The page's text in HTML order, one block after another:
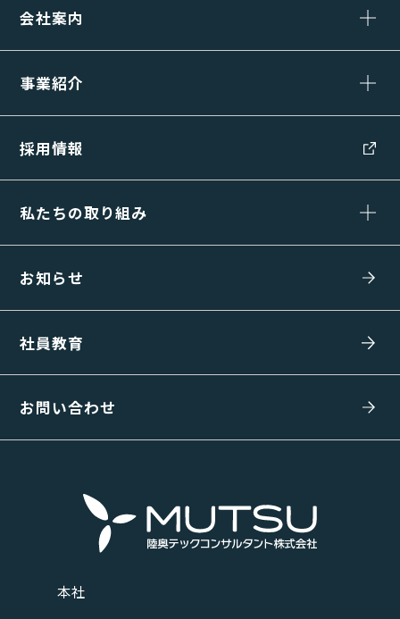
会社案内
事業紹介
採用情報
私たちの取り組み
お知らせ
社員教育
お問い合わせ
本社